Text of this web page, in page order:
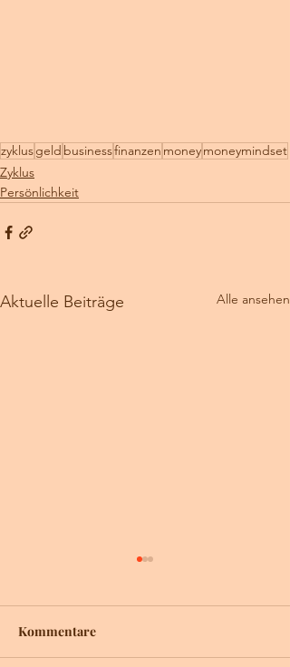
zyklusgeld businessfinanzen moneymoneymindset
Zyklus
Persönlichkeit
Aktuelle Beiträge Alle ansehen
Kommentare